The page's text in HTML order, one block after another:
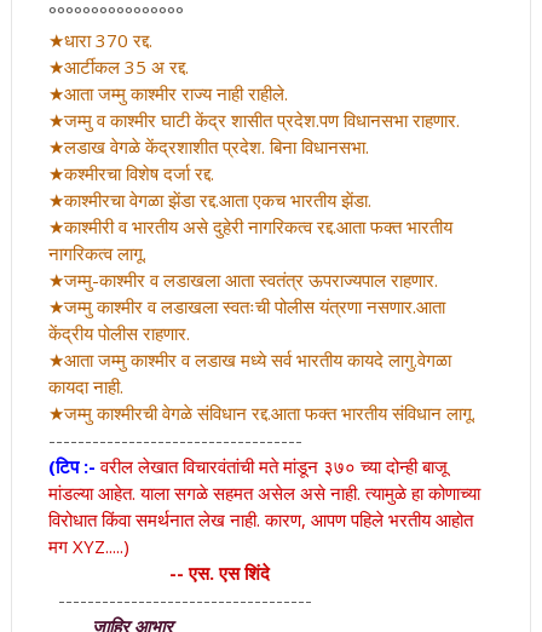
°°°°°°°°°°°°°°°°
★धारा 370 रद्द.
★आर्टीकल 35 अ रद्द.
★आता जम्मु काश्मीर राज्य नाही राहीले.
★जम्मु व काश्मीर घाटी केंद्र शासीत प्रदेश.पण विधानसभा राहणार.
★लडाख वेगळे केंद्रशाशीत प्रदेश. बिना विधानसभा.
★कश्मीरचा विशेष दर्जा रद्द.
★काश्मीरचा वेगळा झेंडा रद्द.आता एकच भारतीय झेंडा.
★काश्मीरी व भारतीय असे दुहेरी नागरिकत्व रद्द.आता फक्त भारतीय
नागरिकत्व लागू.
★जम्मु-काश्मीर व लडाखला आता स्वतंत्र ऊपराज्यपाल राहणार.
★जम्मु काश्मीर व लडाखला स्वतःची पोलीस यंत्रणा नसणार.आता
केंद्रीय पोलीस राहणार.
★आता जम्मु काश्मीर व लडाख मध्ये सर्व भारतीय कायदे लागु.वेगळा
कायदा नाही.
★जम्मु काश्मीरची वेगळे संविधान रद्द.आता फक्त भारतीय संविधान लागू.
-----------------------------------
(टिप :-वरील लेखात विचारवंतांची मते मांडून ३७० च्या दोन्ही बाजू
मांडल्या आहेत. याला सगळे सहमत असेल असे नाही. त्यामुळे हा कोणाच्या
विरोधात किंवा समर्थनात लेख नाही. कारण, आपण पहिले भरतीय आहोत
मग XYZ.....)
-- एस. एस शिंदे
-----------------------------------
जाहिर आभार